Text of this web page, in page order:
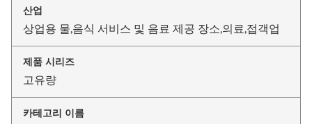
산업
상업용 물,음식 서비스 및 음료 제공 장소,의료,접객업
제품 시리즈
고유량
카테고리 이름